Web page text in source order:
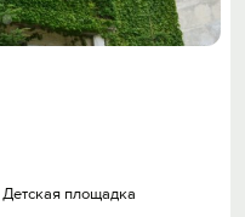
Детская площадка